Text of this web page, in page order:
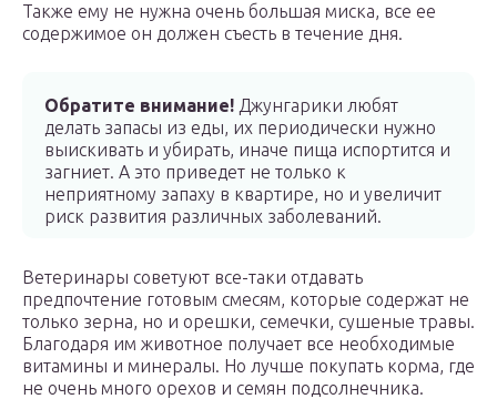
Также ему не нужна очень большая миска, все ее
содержимое он должен съесть в течение дня.
Обратите внимание! Джунгарики любят
делать запасы из еды, их периодически нужно
выискивать и убирать, иначе пища испортится и
загниет. А это приведет не только к
неприятному запаху в квартире, но и увеличит
риск развития различных заболеваний.
Ветеринары советуют все-таки отдавать
предпочтение готовым смесям, которые содержат не
только зерна, но и орешки, семечки, сушеные травы.
Благодаря им животное получает все необходимые
витамины и минералы. Но лучше покупать корма, где
не очень много орехов и семян подсолнечника.